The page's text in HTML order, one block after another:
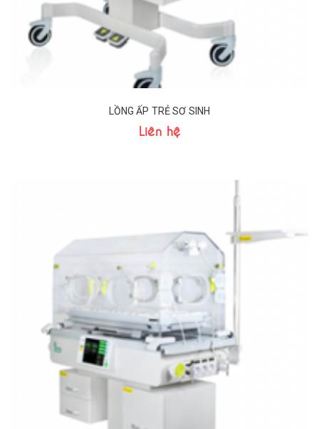
LỒNG ẤP TRẺ SƠ SINH
Liên hệ